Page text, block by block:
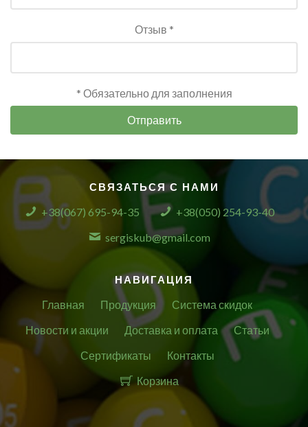
Отзыв *
* Обязательно для заполнения
Отправить
СВЯЗАТЬСЯ С НАМИ
+38(067) 695-94-35
+38(050) 254-93-40
sergiskub@gmail.com
НАВИГАЦИЯ
Главная Продукция
Система скидок
Новости и акции
Доставка и оплата
Статьи
Сертификаты
Контакты
Корзина